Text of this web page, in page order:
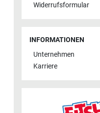
Widerrufsformular
INFORMATIONEN
Unternehmen
Karriere